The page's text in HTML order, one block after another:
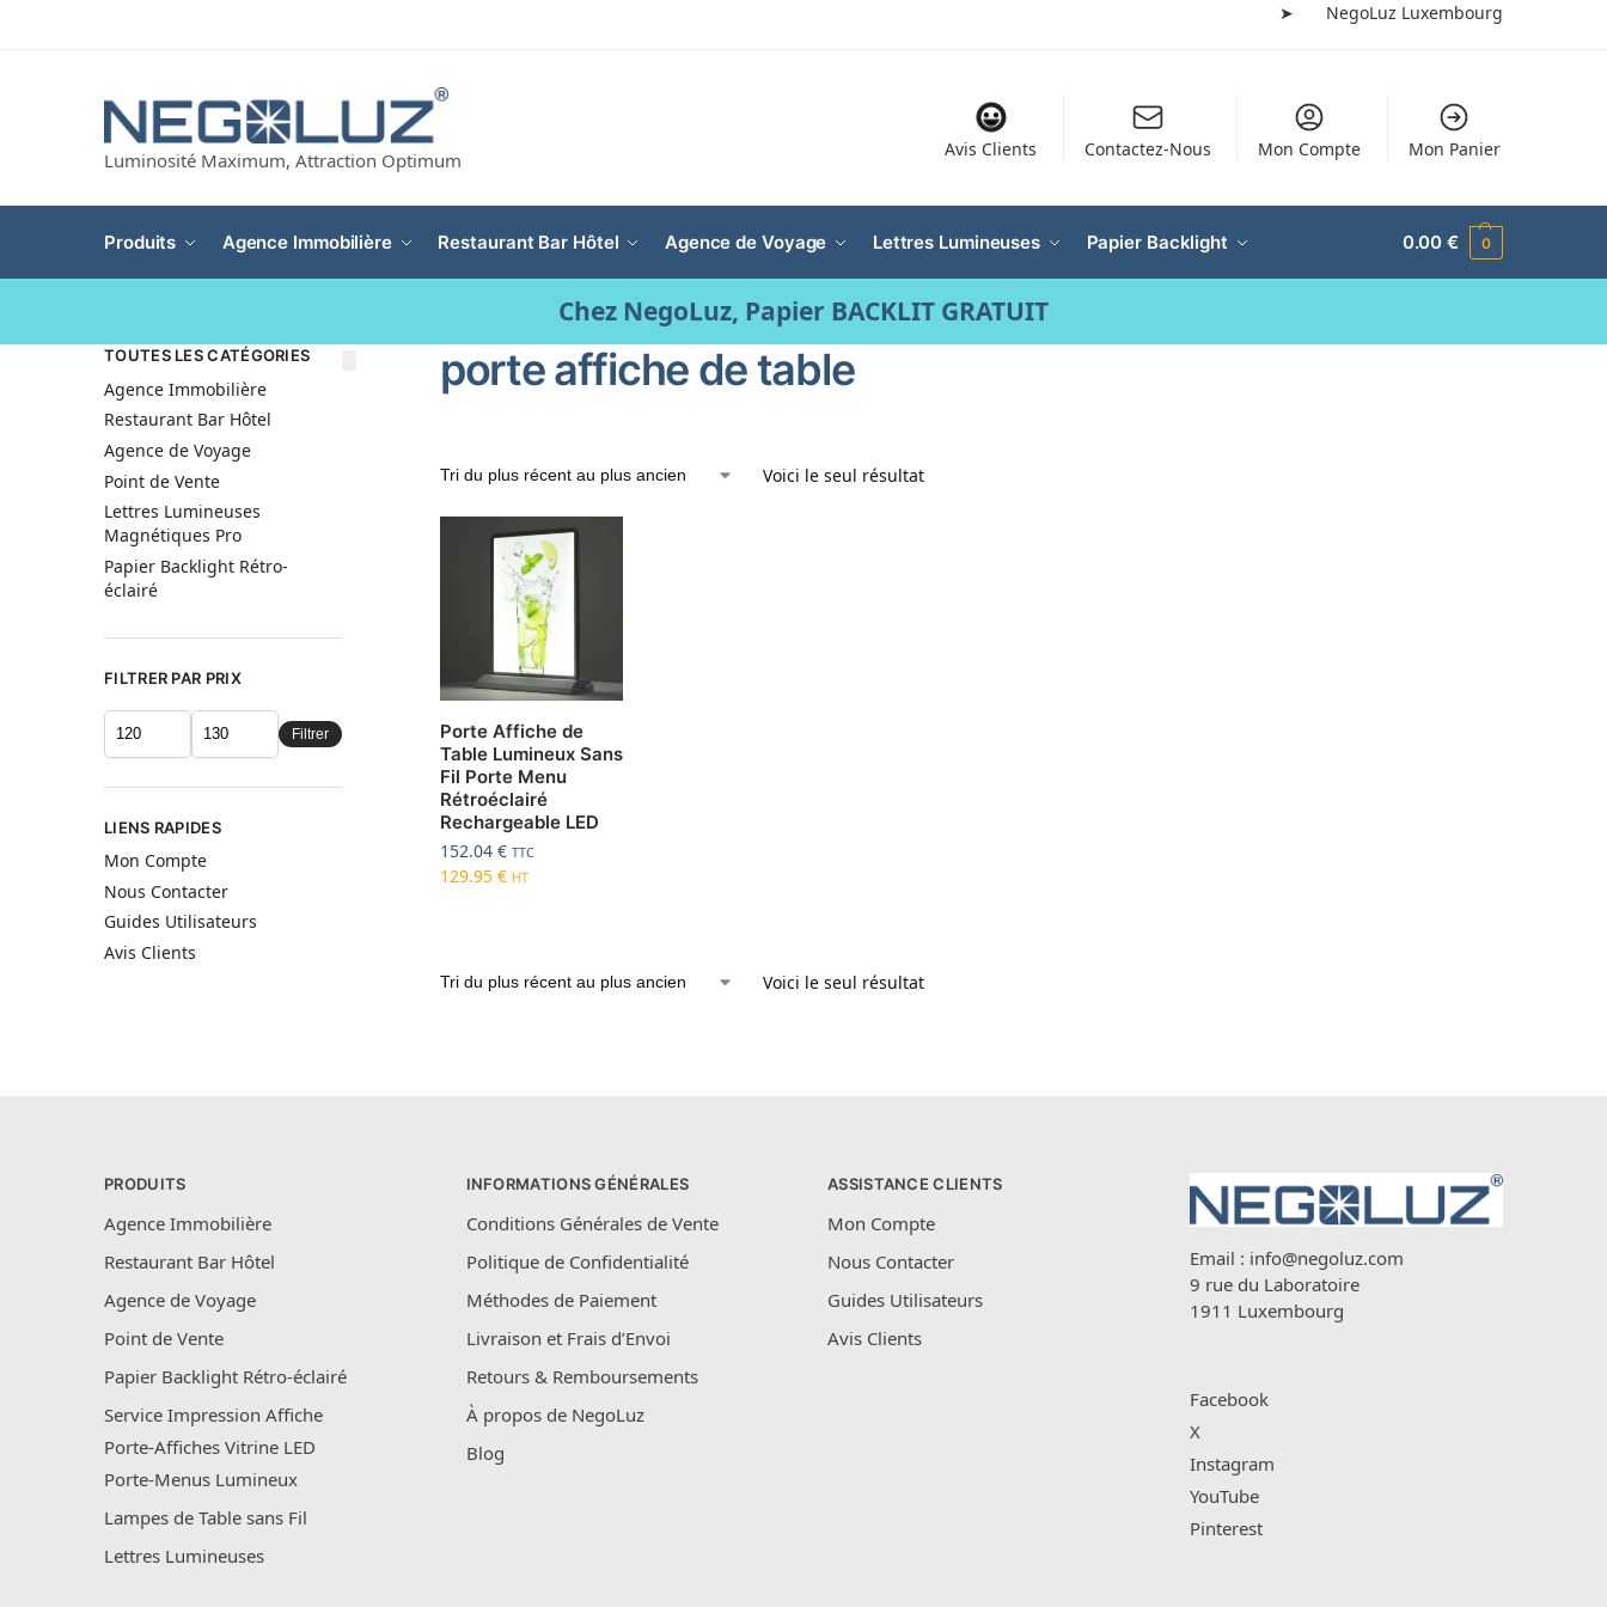
➤ NegoLuz Luxembourg
Luminosité Maximum, Attraction Optimum
Avis Clients Contactez-Nous Mon Compte Mon Panier
Produits Agence Immobilière Restaurant Bar Hôtel Agence de Voyage Lettres Lumineuses Papier Backlight 0.00€ 0
Chez NegoLuz, Papier BACKLIT GRATUIT
porte affiche de table
Voici le seul résultat
Porte Affiche de
Table Lumineux Sans
Fil Porte Menu
Rétroéclairé
Rechargeable LED
152.04 € TTC
129.95 € HT
Voici le seul résultat
TOUTES LES CATÉGORIES
Agence Immobilière
Restaurant Bar Hôtel
Agence de Voyage
Point de Vente
Lettres Lumineuses
Magnétiques Pro
Papier Backlight Rétro-
éclairé
FILTRER PAR PRIX
Filtrer
LIENS RAPIDES
Mon Compte
Nous Contacter
Guides Utilisateurs
Avis Clients
PRODUITS
Agence Immobilière
Restaurant Bar Hôtel
Agence de Voyage
Point de Vente
Papier Backlight Rétro-éclairé
Service Impression Affiche
Porte-Affiches Vitrine LED
Porte-Menus Lumineux
Lampes de Table sans Fil
Lettres Lumineuses
INFORMATIONS GÉNÉRALES
Conditions Générales de Vente
Politique de Confidentialité
Méthodes de Paiement
Livraison et Frais d’Envoi
Retours & Remboursements
À propos de NegoLuz
Blog
ASSISTANCE CLIENTS
Mon Compte
Nous Contacter
Guides Utilisateurs
Avis Clients
Email : info@negoluz.com
9 rue du Laboratoire
1911 Luxembourg
Facebook
X
Instagram
YouTube
Pinterest